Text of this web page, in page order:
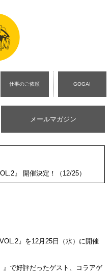
仕事のご依頼 GOGAI
メールマガジン
』 開催決定！（12/25）
』を12月25日（水）に開催
で好評だったゲスト、コラアゲ